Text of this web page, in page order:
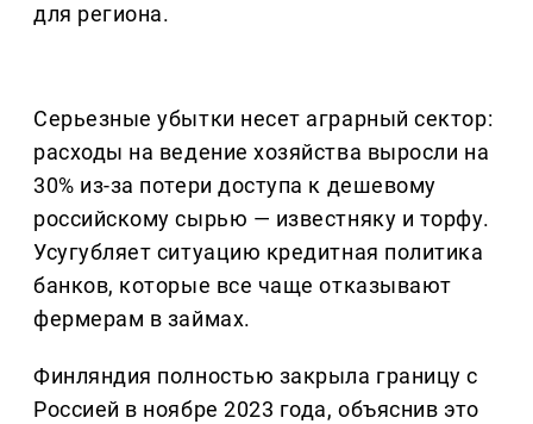
для региона.
Серьезные убытки несет аграрный сектор:
расходы на ведение хозяйства выросли на
30% из-за потери доступа к дешевому
российскому сырью — известняку и торфу.
Усугубляет ситуацию кредитная политика
банков, которые все чаще отказывают
фермерам в займах.
Финляндия полностью закрыла границу с
Россией в ноябре 2023 года, объяснив это